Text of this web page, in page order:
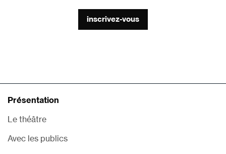
inscrivez-vous
Présentation
Le théâtre
Avec les publics